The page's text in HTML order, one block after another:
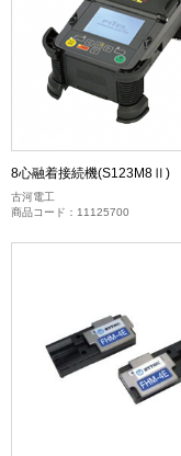
8心融着接続機(S123M8Ⅱ)
古河電工
商品コード：11125700